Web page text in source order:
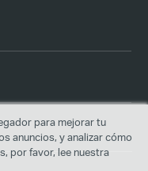
para mejorar tu
anuncios, y analizar cómo
por favor, lee nuestra